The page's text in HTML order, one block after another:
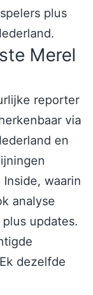
plus
Merel
reporter
via
en
waarin
analyse
updates.
dezelfde